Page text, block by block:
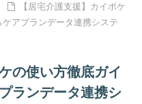
【居宅介護支援】カイポケ
アプランデータ連携システ
の使い方徹底ガイ
ランデータ連携シ